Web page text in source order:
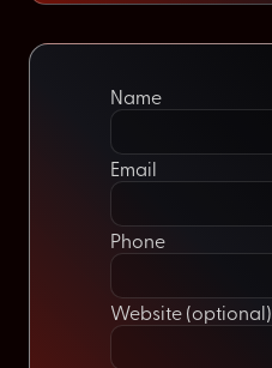
Name
Email
Phone
Website (optional)